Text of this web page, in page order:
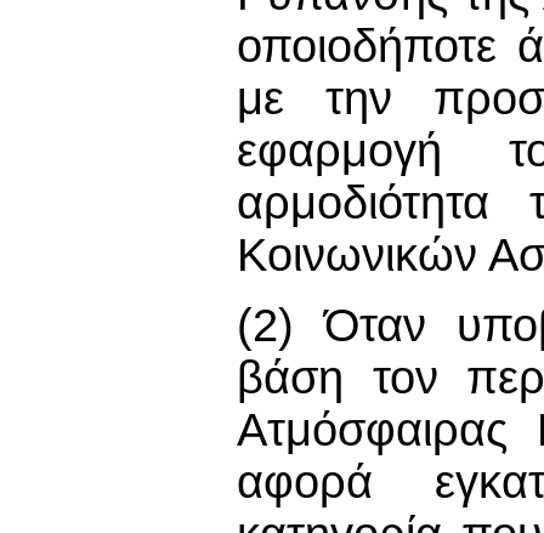
οποιοδήποτε
με την
εφαρμογή
Κοινωνικών
(2) Όταν
βάση τον
αφορά